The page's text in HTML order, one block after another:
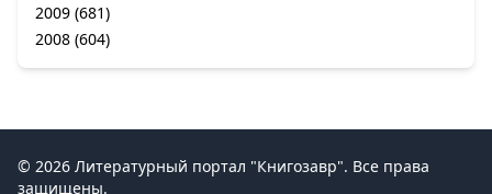
2009 (681)
2008 (604)
© 2026 Литературный портал "Книгозавр". Все права
защищены.